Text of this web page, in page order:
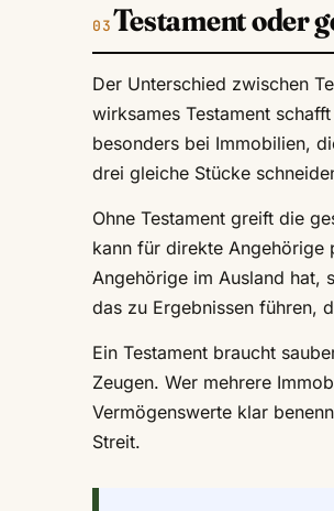
Testament oder
Der Unterschied zwischen
wirksames Testament
besonders bei Immobilien,
drei gleiche Stücke
Ohne Testament greift die
kann für direkte Angehörige
Angehörige im Ausland hat,
das zu Ergebnissen führen,
Ein Testament braucht
Zeugen. Wer mehrere
Vermögenswerte klar
Streit.